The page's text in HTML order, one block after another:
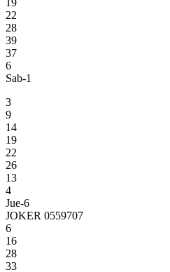
22
28
39
37
6
Sab-1
3
9
14
19
22
26
13
4
Jue-6
JOKER 0559707
6
16
28
33